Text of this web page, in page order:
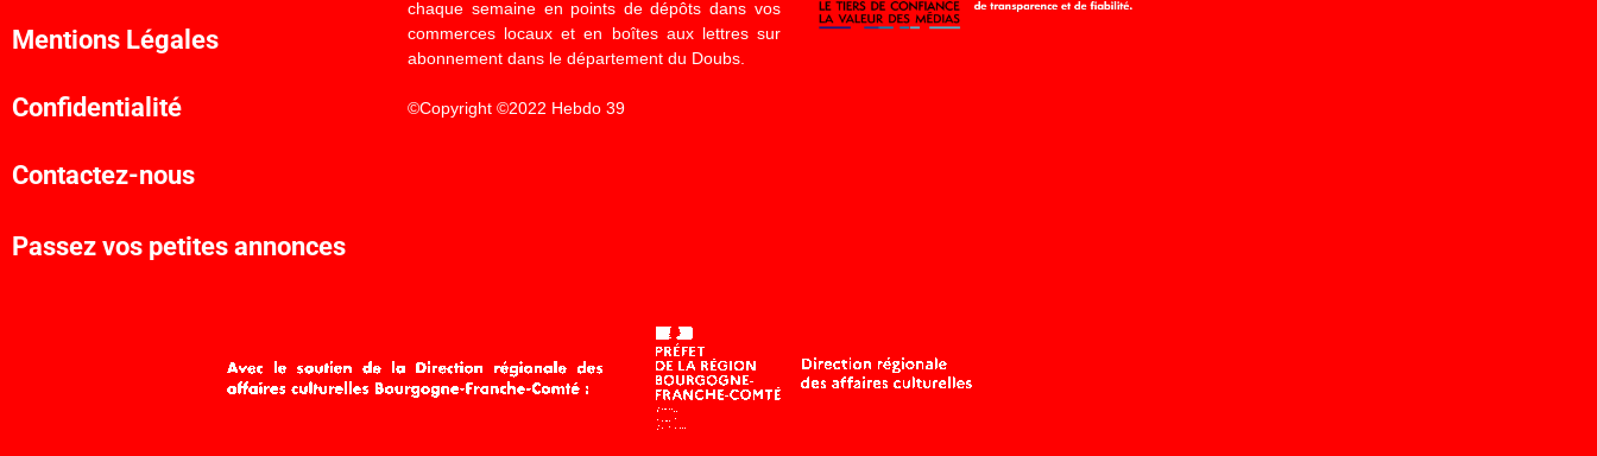
Mentions Légales
Confidentialité
Contactez-nous
Passez vos petites annonces
chaque semaine en points de dépôts dans vos
commerces locaux et en boîtes aux lettres sur
abonnement dans le département du Doubs.
©Copyright ©2022 Hebdo 39